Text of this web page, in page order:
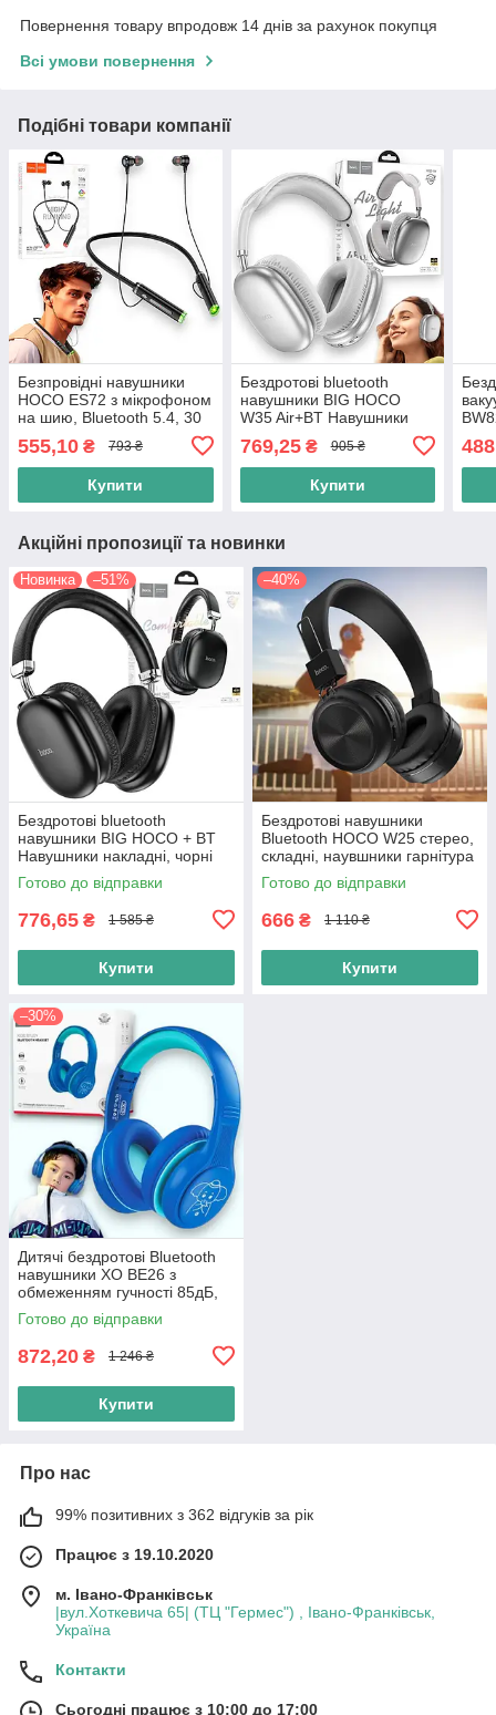
Повернення товару впродовж 14 днів за рахунок покупця
Всі умови повернення
Подібні товари компанії
Безпровідні навушники
HOCO ES72 з мікрофоном
на шию, Bluetooth 5.4, 30
год роботи, RGB підсвітка,
Neckband Black
555,10 ₴ 793 ₴
Купити
Бездротові bluetooth
навушники BIG HOCO
W35 Air+BT Навушники
769,25₴ 905 ₴
Купити
та
Акційні пропозиції та новинки
Новинка –51%
Бездротові bluetooth
навушники BIG HOCO + BT
Навушники накладні, чорні
Готово до відправки
776,65 ₴ 1 585 ₴
Купити
–40%
Бездротові навушники
Bluetooth HOCO W25 стерео,
складні, наувшники гарнітура
для телефону та ПК Promise,
Чорний.
Готово до відправки
666 ₴ 1 110 ₴
Купити
–30%
Дитячі бездротові Bluetooth
навушники XO BE26 з
обмеженням гучності 85дБ,
мікрофоном і AUX | Сині
Готово до відправки
872,20 ₴ 1 246 ₴
Купити
Про нас
99% позитивних з 362 відгуків за рік
Працює з 19.10.2020
м. Івано-Франківськ
|вул.Хоткевича 65| (ТЦ "Гермес") , Івано-Франківськ,
Україна
Контакти
Сьогодні працює з 10:00 до 17:00